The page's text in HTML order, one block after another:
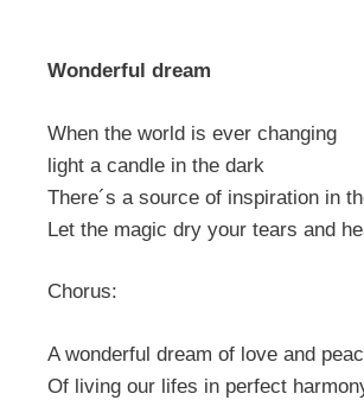
Wonderful dream
When the world is ever changing
light a candle in the dark
There´s a source of inspiration in
Let the magic dry your tears and
Chorus:
A wonderful dream of love and
Of living our lifes in perfect